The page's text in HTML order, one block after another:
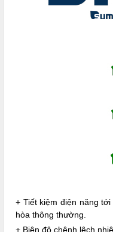
+ Tiết kiệm điện năng
hòa thông thường.
+ Biên độ chênh lệch